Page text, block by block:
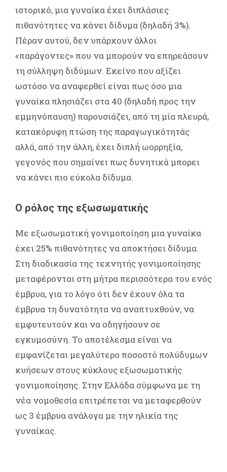
ιστορικό, μια γυναίκα έχει διπλάσιες
πιθανότητες να κάνει δίδυμα (δηλαδή 3%).
Πέραν αυτού, δεν υπάρχουν άλλοι
«παράγοντες» που να μπορούν να επηρεάσουν
τη σύλληψη διδύμων. Εκείνο που αξίζει
ωστόσο να αναφερθεί είναι πως όσο μια
γυναίκα πλησιάζει στα 40 (δηλαδή προς την
εμμηνόπαυση) παρουσιάζει, από τη μία πλευρά,
κατακόρυφη πτώση της παραγωγικότητάς
αλλά, από την άλλη, έχει διπλή ωορρηξία,
γεγονός που σημαίνει πως δυνητικά μπορει
να κάνει πιο εύκολα δίδυμα.
Ο ρόλος της εξωσωματικής
Με εξωσωματική γονιμοποίηση μια γυναίκα
έχει 25% πιθανότητες να αποκτήσει δίδυμα.
Στη διαδικασία της τεχνητής γονιμοποίησης
μεταφέρονται στη μήτρα περισσότερα του ενός
έμβρυα, για το λόγο ότι δεν έχουν όλα τα
έμβρυα τη δυνατότητα να αναπτυχθούν, να
εμφυτευτούν και να οδηγήσουν σε
εγκυμοσύνη. Το αποτέλεσμα είναι να
εμφανίζεται μεγαλύτερο ποσοστό πολύδυμων
κυήσεων στους κύκλους εξωσωματικής
γονιμοποίησης. Στην Ελλάδα σύμφωνα με τη
νέα νομοθεσία επιτρέπεται να μεταφερθούν
ως 3 έμβρυα ανάλογα με την ηλικία της
γυναίκας.